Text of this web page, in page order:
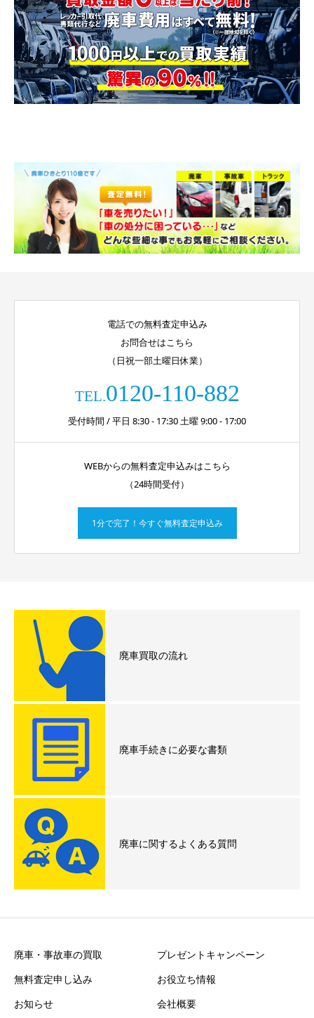
電話での無料査定申込み
お問合せはこちら
（日祝一部土曜日休業）
TEL.0120-110-882
受付時間 / 平日 8:30 - 17:30 土曜 9:00 - 17:00
WEBからの無料査定申込みはこちら
（24時間受付）
1分で完了！今すぐ無料査定申込み
廃車買取の流れ
廃車手続きに必要な書類
廃車に関するよくある質問
廃車・事故車の買取
プレゼントキャンペーン
無料査定申し込み
お役立ち情報
お知らせ
会社概要